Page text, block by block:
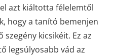
azt kiáltotta félelemtől
hogy a tanító bemenjen
kicsikéit. Ez az
legsúlyosabb vád az